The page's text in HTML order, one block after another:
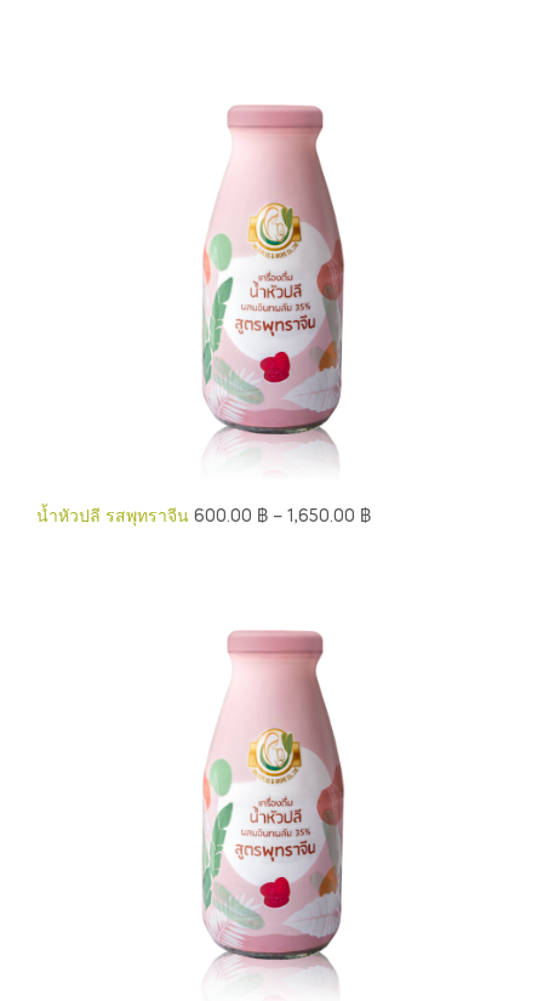
น้ำหัวปลี รสพุทราจีน 600.00 ฿ – 1,650.00 ฿